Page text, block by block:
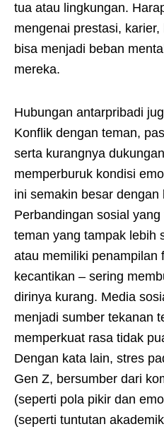
tua atau lingkungan.
mengenai prestasi,
bisa menjadi beban
mereka.
Hubungan antarpribadi
Konflik dengan teman,
serta kurangnya
memperburuk kondisi
ini semakin besar
Perbandingan sosial
teman yang tampak lebih
atau memiliki penampilan
kecantikan – sering
dirinya kurang. Media
menjadi sumber tekanan
memperkuat rasa tidak
Dengan kata lain, stres
Gen Z, bersumber dari
(seperti pola pikir dan
(seperti tuntutan